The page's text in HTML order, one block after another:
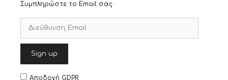
Συμπληρώστε το Email σας :
Αποδοχή GDPR